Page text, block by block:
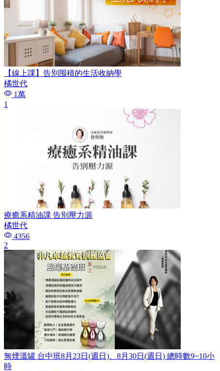
【線上課】告別囤積的生活收納學
橘世代
1萬
1
療癒系精油課 告別壓力源
橘世代
4356
2
無煙溫罐 台中班8月23日(週日)、8月30日(週日) 總時數9~10小
時